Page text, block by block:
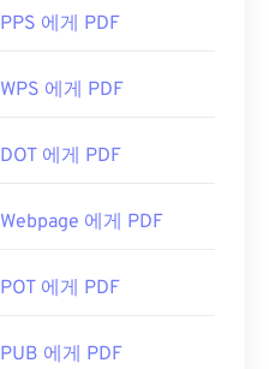
PPS 에게 PDF
WPS 에게 PDF
DOT 에게 PDF
Webpage 에게 PDF
POT 에게 PDF
PUB 에게 PDF